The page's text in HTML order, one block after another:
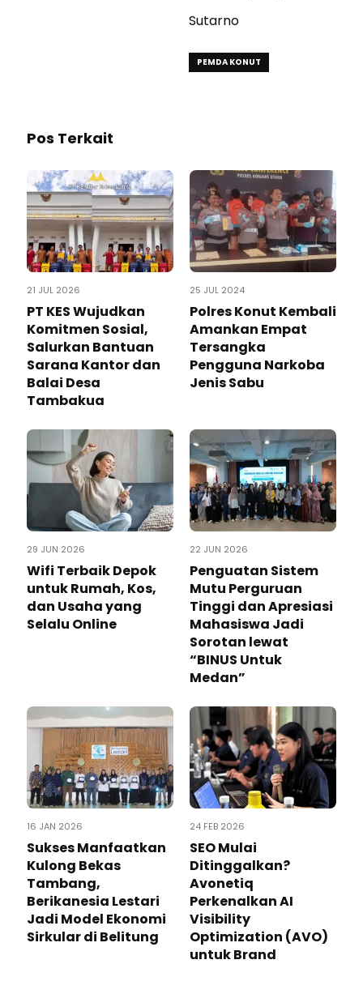
Sutarno
PEMDA KONUT
Pos Terkait
21 JUL 2026
PT KES Wujudkan
Komitmen Sosial,
Salurkan Bantuan
Sarana Kantor dan
Balai Desa
Tambakua
25 JUL 2024
Polres Konut Kembali
Amankan Empat
Tersangka
Pengguna Narkoba
Jenis Sabu
29 JUN 2026
Wifi Terbaik Depok
untuk Rumah, Kos,
dan Usaha yang
Selalu Online
22 JUN 2026
Penguatan Sistem
Mutu Perguruan
Tinggi dan Apresiasi
Mahasiswa Jadi
Sorotan lewat
“BINUS Untuk
Medan”
16 JAN 2026
Sukses Manfaatkan
Kulong Bekas
Tambang,
Berikanesia Lestari
Jadi Model Ekonomi
Sirkular di Belitung
24 FEB 2026
SEO Mulai
Ditinggalkan?
Avonetiq
Perkenalkan AI
Visibility
Optimization (AVO)
untuk Brand